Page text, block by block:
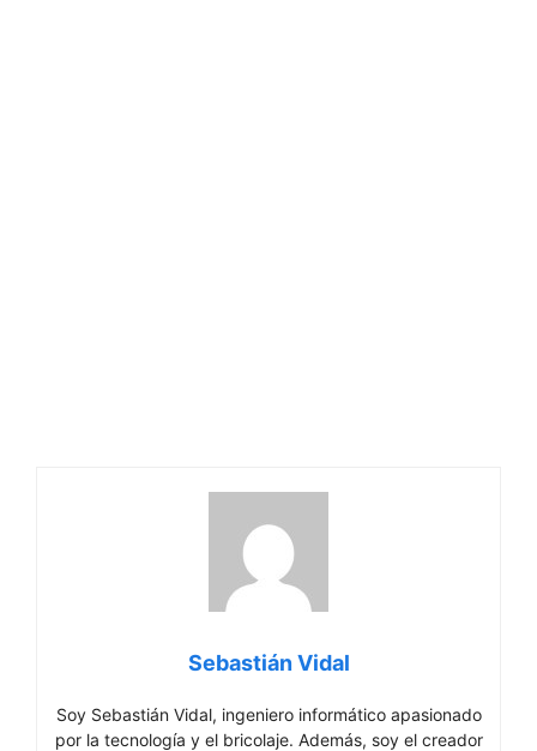
Sebastián Vidal
Soy Sebastián Vidal, ingeniero informático apasionado
por la tecnología y el bricolaje. Además, soy el creador